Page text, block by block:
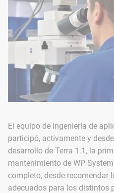
El equipo de ingeniería de
participó, activamente y
desarrollo de Terra 1.1, la
mantenimiento de WP
completo, desde recomendar
adecuados para los distintos